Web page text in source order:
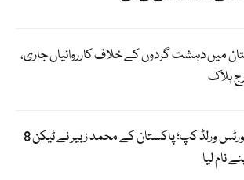
میں دہشت گردوں کے خلاف کارروائیاں جاری،
ای اسپورٹس ورلڈ کپ؛ پاکستان کے محمد زبیر نے ٹیکن 8
نام لیا